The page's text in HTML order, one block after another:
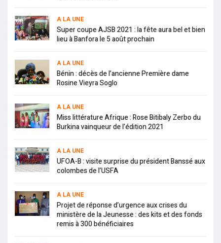
A LA UNE
Super coupe AJSB 2021 : la fête aura bel et bien
lieu à Banfora le 5 août prochain
A LA UNE
Bénin : décès de l’ancienne Première dame
Rosine Vieyra Soglo
A LA UNE
Miss littérature Afrique : Rose Bitibaly Zerbo du
Burkina vainqueur de l’édition 2021
A LA UNE
UFOA-B : visite surprise du président Banssé aux
colombes de l’USFA
A LA UNE
Projet de réponse d’urgence aux crises du
ministère de la Jeunesse : des kits et des fonds
remis à 300 bénéficiaires